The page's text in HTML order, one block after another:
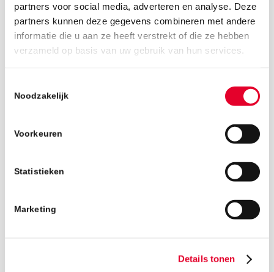
partners voor social media, adverteren en analyse. Deze
partners kunnen deze gegevens combineren met andere
informatie die u aan ze heeft verstrekt of die ze hebben
verzameld op basis van uw gebruik van hun services.
Noodzakelijk
Voorkeuren
Statistieken
Marketing
Details tonen
27 juni 2025